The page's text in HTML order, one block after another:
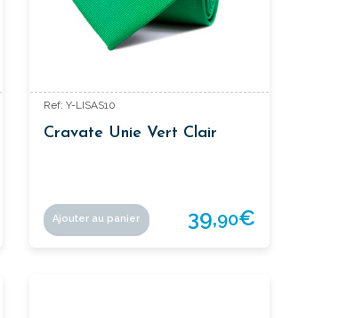
Ref: Y-LISAS10
Cravate Unie Vert Clair
Ajouter au panier 39,90€